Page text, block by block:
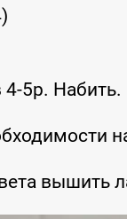
4-5р. Набить.
вышить